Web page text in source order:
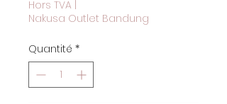
Hors TVA
Nakusa Outlet Bandung
Quantité *